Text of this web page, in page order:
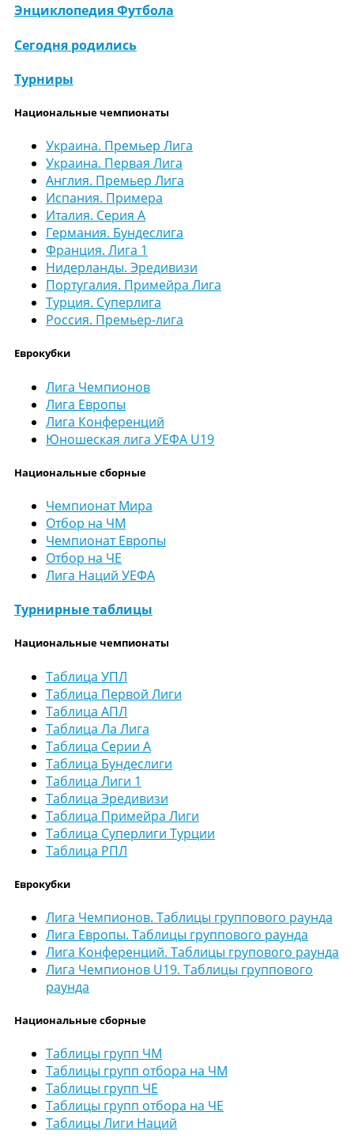
Энциклопедия Футбола
Сегодня родились
Турниры
Национальные чемпионаты
Украина. Премьер Лига
Украина. Первая Лига
Англия. Премьер Лига
Испания. Примера
Италия. Серия А
Германия. Бундеслига
Франция. Лига 1
Нидерланды. Эредивизи
Португалия. Примейра Лига
Турция. Суперлига
Россия. Премьер-лига
Еврокубки
Лига Чемпионов
Лига Европы
Лига Конференций
Юношеская лига УЕФА U19
Национальные сборные
Чемпионат Мира
Отбор на ЧМ
Чемпионат Европы
Отбор на ЧЕ
Лига Наций УЕФА
Турнирные таблицы
Национальные чемпионаты
Таблица УПЛ
Таблица Первой Лиги
Таблица АПЛ
Таблица Ла Лига
Таблица Серии А
Таблица Бундеслиги
Таблица Лиги 1
Таблица Эредивизи
Таблица Примейра Лиги
Таблица Суперлиги Турции
Таблица РПЛ
Еврокубки
Лига Чемпионов. Таблицы группового раунда
Лига Европы. Таблицы группового раунда
Лига Конференций. Таблицы групового раунда
Лига Чемпионов U19. Таблицы группового
раунда
Национальные сборные
Таблицы групп ЧМ
Таблицы групп отбора на ЧМ
Таблицы групп ЧЕ
Таблицы групп отбора на ЧЕ
Таблицы Лиги Наций